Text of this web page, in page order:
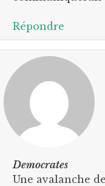
Répondre
Democrates
Une avalanche